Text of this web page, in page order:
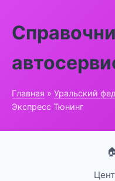
Главная » Уральский
Экспресс Тюнинг